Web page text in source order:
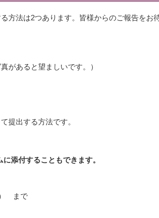
方法は2つあります。皆様からのご報告をお
があると望ましいです。）
提出する方法です。
添付することもできます。
） まで